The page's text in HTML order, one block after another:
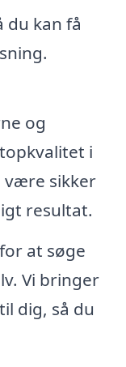
du kan få
og
i
være sikker
resultat.
at søge
Vi bringer
dig, så du